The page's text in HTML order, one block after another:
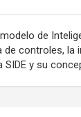
de
de controles, la
SIDE y su